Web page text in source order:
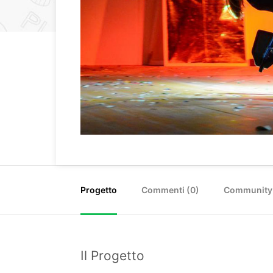
Progetto Commenti (0) Community
Il Progetto